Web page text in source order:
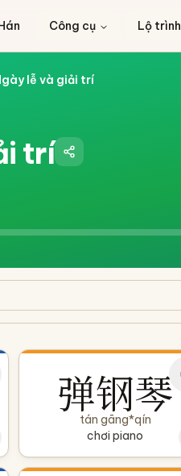
Công cụ Lộ trình
lễ và giải trí
trí
弹钢琴
tán gāng*qín
chơi piano